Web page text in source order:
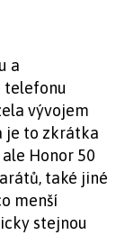
a
telefonu
vývojem
je to zkrátka
Honor 50
také jiné
menší
stejnou